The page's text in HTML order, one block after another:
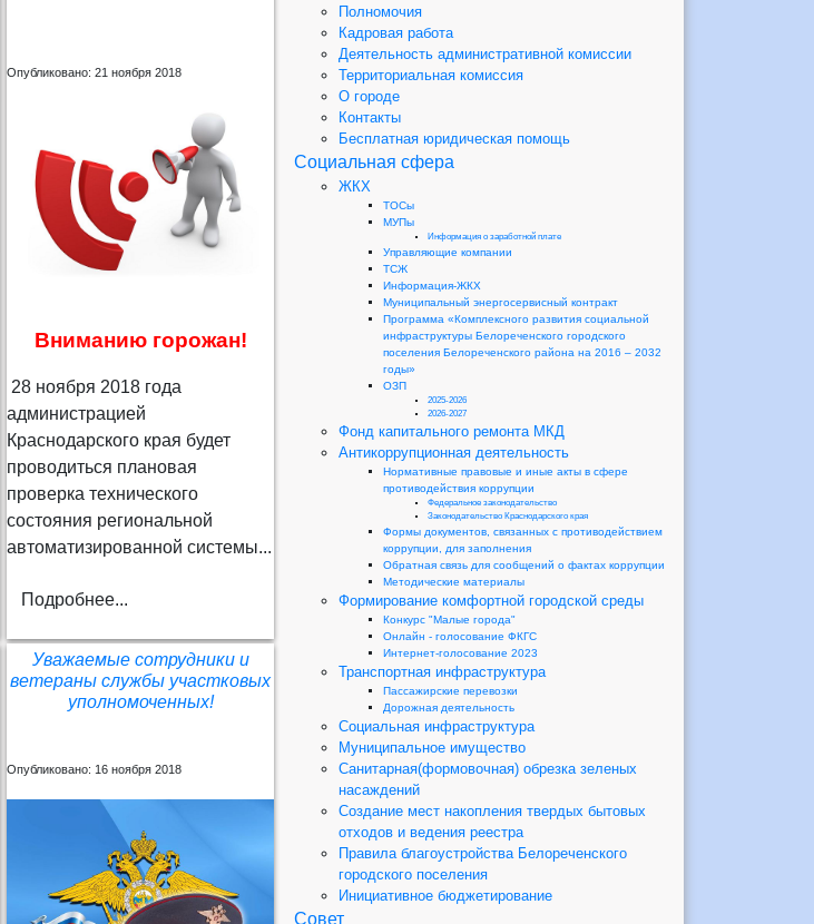
Опубликовано: 21 ноября 2018
Вниманию горожан!
28 ноября 2018 года
администрацией
Краснодарского края будет
проводиться плановая
проверка технического
состояния региональной
автоматизированной системы...
Подробнее...
Уважаемые сотрудники и
ветераны службы участковых
уполномоченных!
Опубликовано: 16 ноября 2018
Полномочия
Кадровая работа
Деятельность административной комиссии
Территориальная комиссия
О городе
Контакты
Бесплатная юридическая помощь
Социальная сфера
ЖКХ
ТОСы
МУПы
Информация о заработной плате
Управляющие компании
ТСЖ
Информация-ЖКХ
Муниципальный энергосервисный контракт
Программа «Комплексного развития социальной
инфраструктуры Белореченского городского
поселения Белореченского района на 2016 – 2032
годы»
ОЗП
2025-2026
2026-2027
Фонд капитального ремонта МКД
Антикоррупционная деятельность
Нормативные правовые и иные акты в сфере
противодействия коррупции
Федеральное законодательство
Законодательство Краснодарского края
Формы документов, связанных с противодействием
коррупции, для заполнения
Обратная связь для сообщений о фактах коррупции
Методические материалы
Формирование комфортной городской среды
Конкурс "Малые города"
Онлайн - голосование ФКГС
Интернет-голосование 2023
Транспортная инфраструктура
Пассажирские перевозки
Дорожная деятельность
Социальная инфраструктура
Муниципальное имущество
Санитарная(формовочная) обрезка зеленых
насаждений
Создание мест накопления твердых бытовых
отходов и ведения реестра
Правила благоустройства Белореченского
городского поселения
Инициативное бюджетирование
Совет